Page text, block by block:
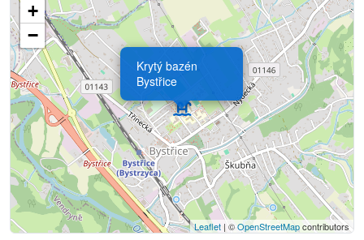
Krytý bazén
Bystřice
+
−
Leaflet | ©OpenStreetMapcontributors